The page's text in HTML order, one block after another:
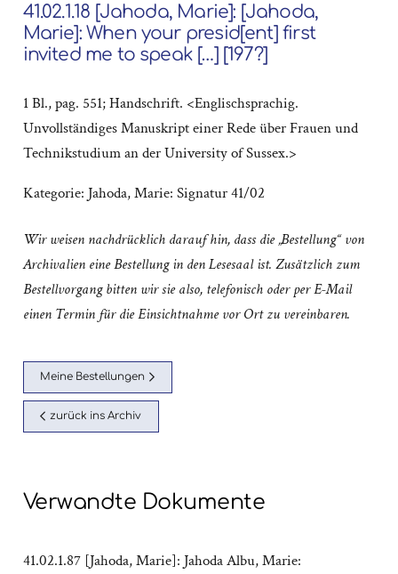
41.02.1.18 [Jahoda, Marie]: [Jahoda,
Marie]: When your presid[ent] first
invited me to speak […] [197?]
1 Bl., pag. 551; Handschrift. <Englischsprachig.
Unvollständiges Manuskript einer Rede über Frauen und
Technikstudium an der University of Sussex.>
Kategorie: Jahoda, Marie: Signatur 41/02
Wir weisen nachdrücklich darauf hin, dass die „Bestellung“ von
Archivalien eine Bestellung in den Lesesaal ist. Zusätzlich zum
Bestellvorgang bitten wir sie also, telefonisch oder per E-Mail
einen Termin für die Einsichtnahme vor Ort zu vereinbaren.
Meine Bestellungen
zurück ins Archiv
Verwandte Dokumente
41.02.1.87 [Jahoda, Marie]: Jahoda Albu, Marie: